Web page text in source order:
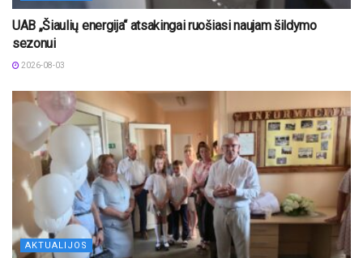
UAB „Šiaulių energija“ atsakingai ruošiasi naujam šildymo
sezonui
2026-08-03
AKTUALIJOS